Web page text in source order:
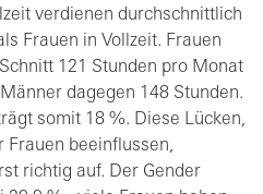
verdienen durchschnittlich
Frauen in Vollzeit. Frauen
121 Stunden pro Monat
dagegen 148 Stunden.
somit 18 %. Diese Lücken,
Frauen beeinflussen,
richtig auf. Der Gender